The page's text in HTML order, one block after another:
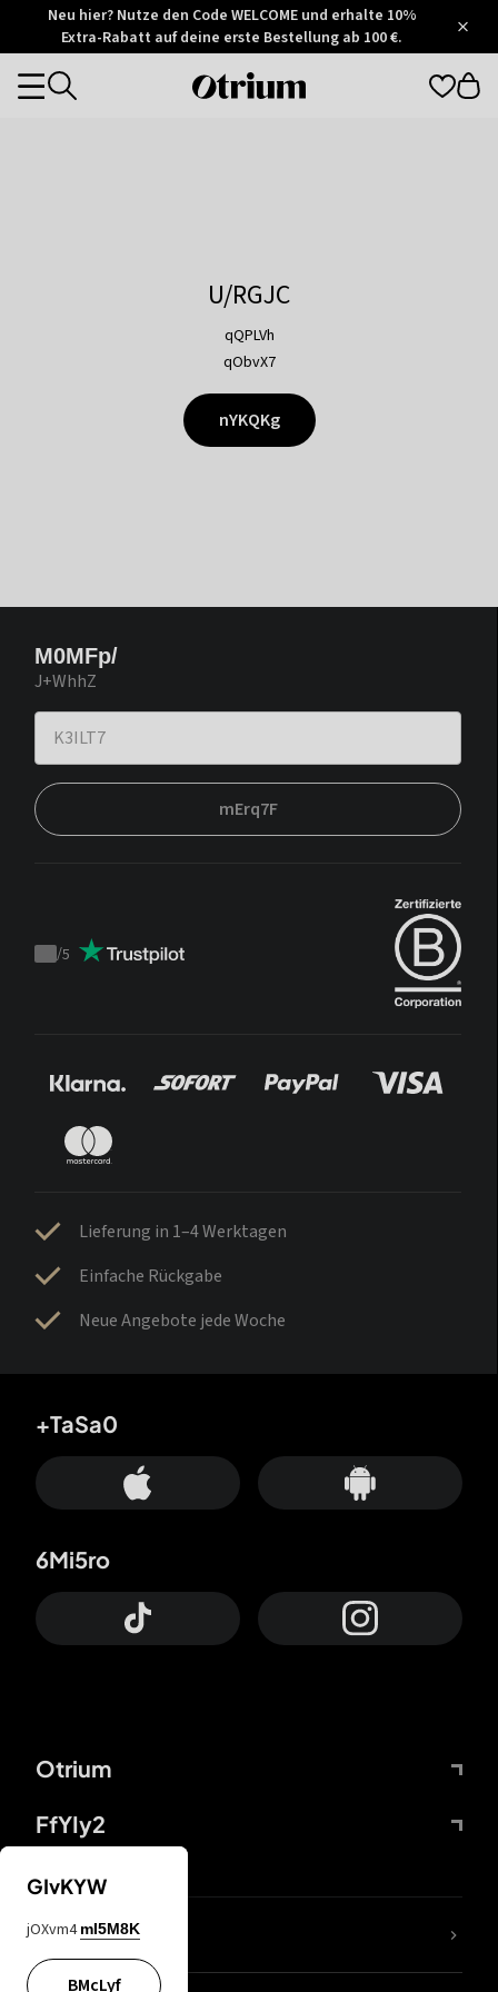
Otrium
Trustpilot
Neu hier? Nutze den Code WELCOME und erhalte 10%
Extra-Rabatt auf deine erste Bestellung ab 100 €.
Otrium
Categories
U/RGJC
qQPLVh
qObvX7
nYKQKg
M0MFp/
J+WhhZ
mErq7F
Trustpilot
/5
Lieferung in 1–4 Werktagen
Einfache Rückgabe
Neue Angebote jede Woche
Otrium
FfYIy2
+TaSa0
6Mi5ro
DDcvSo
GIvKYW
jOXvm4 mI5M8K
BMcLyf